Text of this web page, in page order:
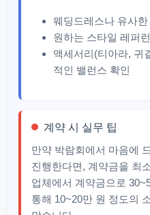
웨딩드레스나 유사
원하는 스타일 레퍼
액세서리(티아라, 귀
적인 밸런스 확인
계약 시 실무 팁
만약 박람회에서 마음에
진행한다면, 계약금을 최
업체에서 계약금으로
통해 10~20만 원 정도의